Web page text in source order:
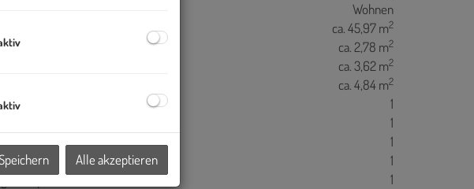
der größten
und Spiel. Alle
Wohnen
Wohnfläche
ca. 45,97 m2
Kellerfläche ca. 2,78 m2
ca. 3,62 m2
ca. 4,84 m2
1
1
Balkone
1
Loggien
1
Keller
1
Alle akzeptieren